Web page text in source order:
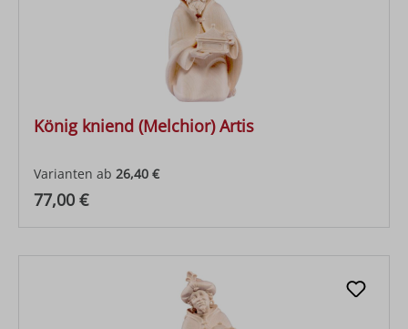
König kniend (Melchior) Artis
Varianten ab 26,40 €
Regulärer Preis:
77,00 €